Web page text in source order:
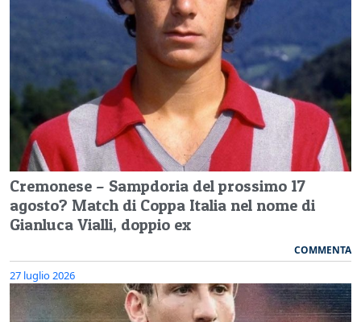
Cremonese – Sampdoria del prossimo 17
agosto? Match di Coppa Italia nel nome di
Gianluca Vialli, doppio ex
COMMENTA
27 luglio 2026